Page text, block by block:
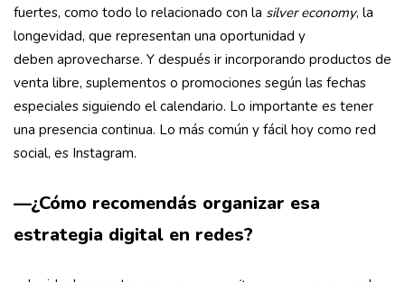
fuertes, como todo lo relacionado con la silver economy, la
longevidad, que representan una oportunidad y
deben aprovecharse. Y después ir incorporando productos de
venta libre, suplementos o promociones según las fechas
especiales siguiendo el calendario. Lo importante es tener
una presencia continua. Lo más común y fácil hoy como red
social, es Instagram.
—¿Cómo recomendás organizar esa
estrategia digital en redes?